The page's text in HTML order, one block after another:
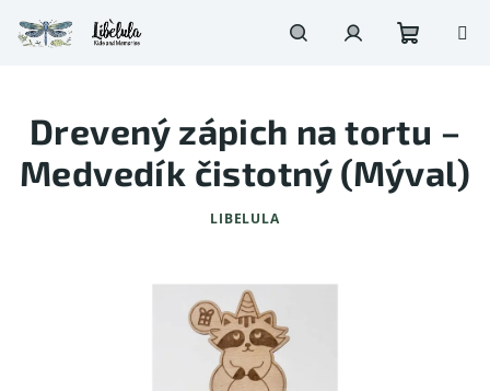
na
obsah
košík
Drevený zápich na tortu –
Medvedík čistotný (Mýval)
LIBELULA